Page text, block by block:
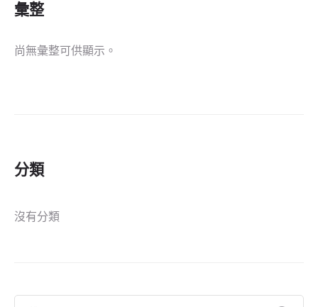
彙整
尚無彙整可供顯示。
分類
沒有分類